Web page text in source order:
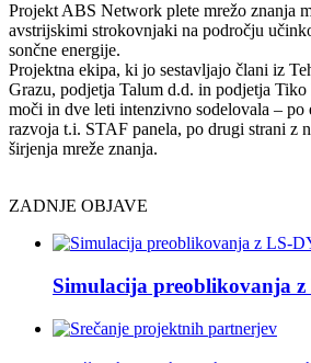
Projekt ABS Network plete mrežo znanja
avstrijskimi strokovnjaki na področju
sončne energije.
Projektna ekipa, ki jo sestavljajo člani iz
Grazu, podjetja Talum d.d. in podjetja
moči in dve leti intenzivno sodelovala – po
razvoja t.i. STAF panela, po drugi strani z
širjenja mreže znanja.
ZADNJE OBJAVE
Simulacija preoblikovanja